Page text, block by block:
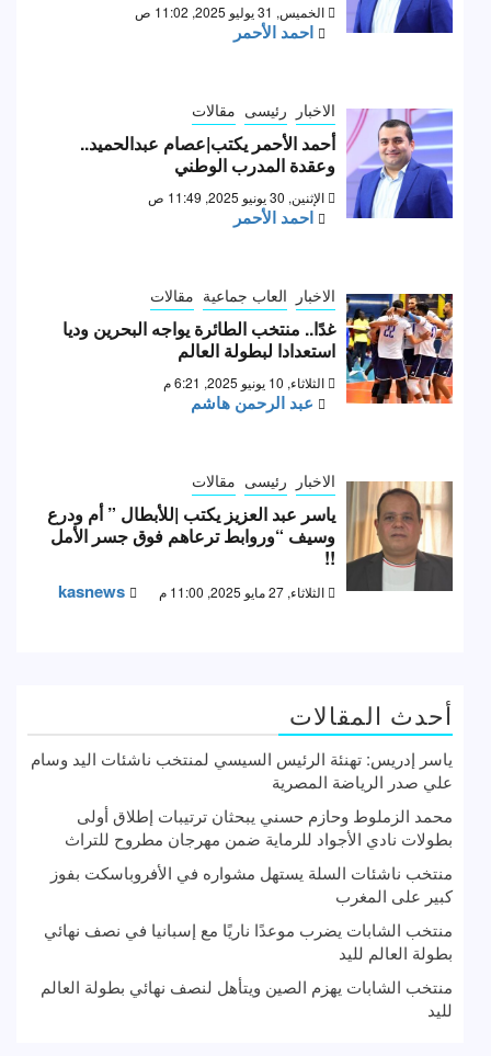
الخميس, 31 يوليو 2025, 11:02 ص
احمد الأحمر
الاخبار رئيسى مقالات
أحمد الأحمر يكتب|عصام عبدالحميد..
وعقدة المدرب الوطني
الإثنين, 30 يونيو 2025, 11:49 ص
احمد الأحمر
الاخبار العاب جماعية مقالات
غدًا.. منتخب الطائرة يواجه البحرين وديا
استعدادا لبطولة العالم
الثلاثاء, 10 يونيو 2025, 6:21 م
عبد الرحمن هاشم
الاخبار رئيسى مقالات
ياسر عبد العزيز يكتب |للأبطال ” أم ودرع
وسيف “وروابط ترعاهم فوق جسر الأمل
!!
الثلاثاء, 27 مايو 2025, 11:00 م kasnews
أحدث المقالات
ياسر إدريس: تهنئة الرئيس السيسي لمنتخب ناشئات اليد وسام
علي صدر الرياضة المصرية
محمد الزملوط وحازم حسني يبحثان ترتيبات إطلاق أولى
بطولات نادي الأجواد للرماية ضمن مهرجان مطروح للتراث
منتخب ناشئات السلة يستهل مشواره في الأفروباسكت بفوز
كبير على المغرب
منتخب الشابات يضرب موعدًا ناريًا مع إسبانيا في نصف نهائي
بطولة العالم لليد
منتخب الشابات يهزم الصين ويتأهل لنصف نهائي بطولة العالم
لليد